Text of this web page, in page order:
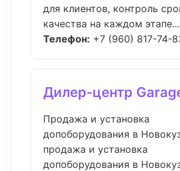
для клиентов, контроль
качества на каждом
Телефон: +7 (960) 817-74-
Дилер-центр
Продажа и установка
допоборудования в
продажа и установка
допоборудования в